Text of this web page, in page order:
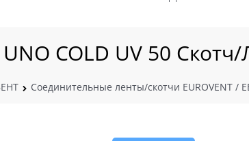
UNO COLD UV 50
Соединительные ленты/скотчи EUROVENT /